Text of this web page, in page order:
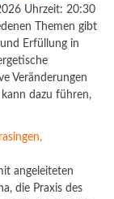
Uhrzeit: 20:30
Themen gibt
Erfüllung in
Veränderungen
dazu führen,
angeleiteten
die Praxis des